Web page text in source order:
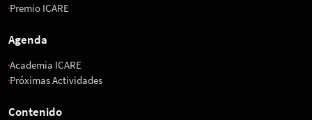
Premio ICARE
Agenda
Academia ICARE
Próximas Actividades
Contenido